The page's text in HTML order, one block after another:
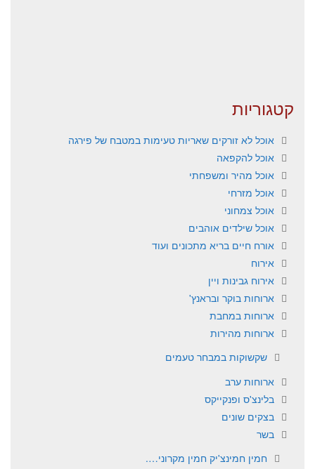
קטגוריות
אוכל לא זורקים שאריות טעימות במטבח של פירגה
אוכל להקפאה
אוכל מהיר ומשפחתי
אוכל מזרחי
אוכל צמחוני
אוכל שילדים אוהבים
אורח חיים בריא מתכונים ועוד
אירוח
אירוח גבינות ויין
ארוחות בוקר ובראנץ'
ארוחות במחבת
ארוחות מהירות
שקשוקות במבחר טעמים
ארוחות ערב
בלינצ'ס ופנקייקס
בצקים שונים
בשר
חמין חמינצ'יק חמין מקרוני….